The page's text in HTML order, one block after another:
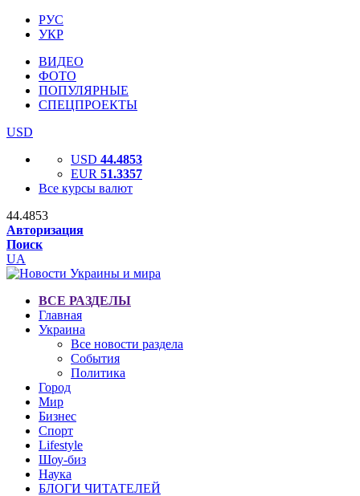
РУС
УКР
ВИДЕО
ФОТО
ПОПУЛЯРНЫЕ
СПЕЦПРОЕКТЫ
USD
USD 44.4853
EUR 51.3357
Все курсы валют
44.4853
Авторизация
Поиск
UA
ВСЕ РАЗДЕЛЫ
Главная
Украина
Все новости раздела
События
Политика
Город
Мир
Бизнес
Спорт
Lifestyle
Шоу-биз
Наука
БЛОГИ ЧИТАТЕЛЕЙ